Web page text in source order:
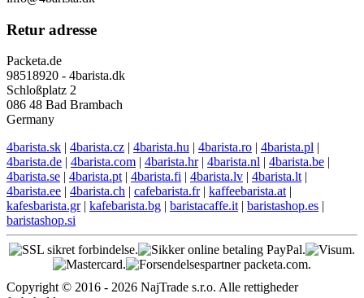
Retur adresse
Packeta.de
98518920 - 4barista.dk
Schloßplatz 2
086 48 Bad Brambach
Germany
4barista.sk | 4barista.cz | 4barista.hu | 4barista.ro | 4barista.pl |
4barista.de | 4barista.com | 4barista.hr| 4barista.nl | 4barista.be |
4barista.se | 4barista.pt | 4barista.fi | 4barista.lv | 4barista.lt |
4barista.ee | 4barista.ch | cafebarista.fr| kaffeebarista.at |
kafesbarista.gr| kafebarista.bg | baristacaffe.it | baristashop.es |
baristashop.si
Copyright © 2016 - 2026 NajTrade s.r.o. Alle rettigheder